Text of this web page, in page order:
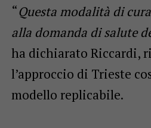
“Questa modalità di
alla domanda di salute
ha dichiarato Riccardi,
l’approccio di Trieste
modello replicabile.